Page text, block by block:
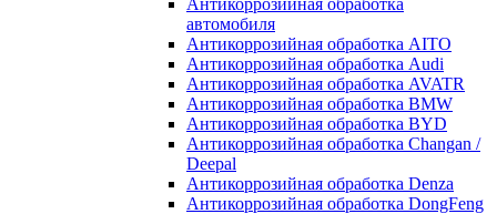
Антикоррозийная обработка
автомобиля
Антикоррозийная обработка AITO
Антикоррозийная обработка Audi
Антикоррозийная обработка AVATR
Антикоррозийная обработка BMW
Антикоррозийная обработка BYD
Антикоррозийная обработка Changan /
Deepal
Антикоррозийная обработка Denza
Антикоррозийная обработка DongFeng